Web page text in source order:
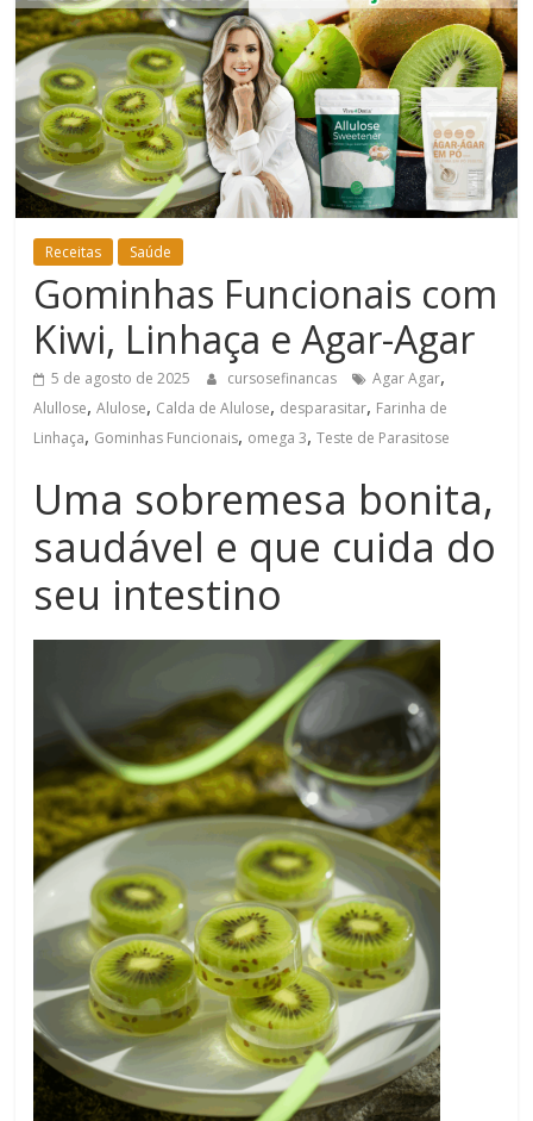
Estar
Receitas Saúde
Gominhas Funcionais com
Kiwi, Linhaça e Agar-Agar
5 de agosto de 2025 cursosefinancas Agar Agar,
Alullose,Alulose, Calda de Alulose, desparasitar, Farinha de
Linhaça, Gominhas Funcionais, omega 3,Teste de Parasitose
Uma sobremesa bonita,
saudável e que cuida do
seu intestino